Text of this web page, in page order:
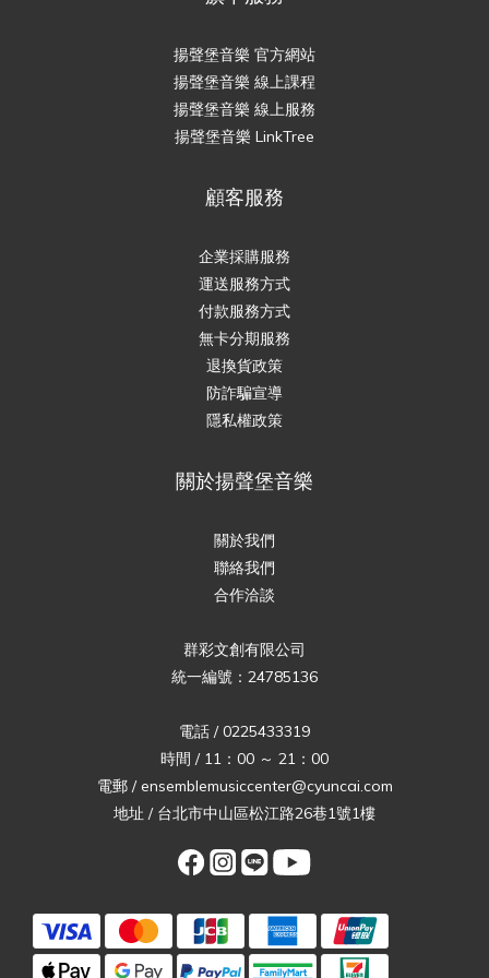
揚聲堡音樂 官方網站
揚聲堡音樂 線上課程
揚聲堡音樂 線上服務
揚聲堡音樂 LinkTree
顧客服務
企業採購服務
運送服務方式
付款服務方式
無卡分期服務
退換貨政策
防詐騙宣導
隱私權政策
關於揚聲堡音樂
關於我們
聯絡我們
合作洽談
群彩文創有限公司
統一編號：24785136
電話 / 0225433319
時間 / 11：00 ～ 21：00
電郵 / ensemblemusiccenter@cyuncai.com
地址 / 台北市中山區松江路26巷1號1樓